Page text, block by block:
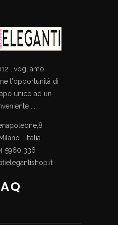
, vogliamo
l'opportunità di
unico ad un
...
- Italia
5960 336